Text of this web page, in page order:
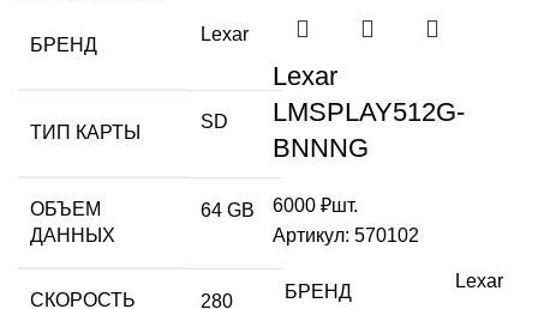
БРЕНД
Lexar
ТИП КАРТЫ
SD
ОБЪЕМ
ДАННЫХ
64 GB
СКОРОСТЬ 280
Lexar
LMSPLAY512G-
BNNNG
6000 ₽шт.
Артикул: 570102
БРЕНД
Lexar